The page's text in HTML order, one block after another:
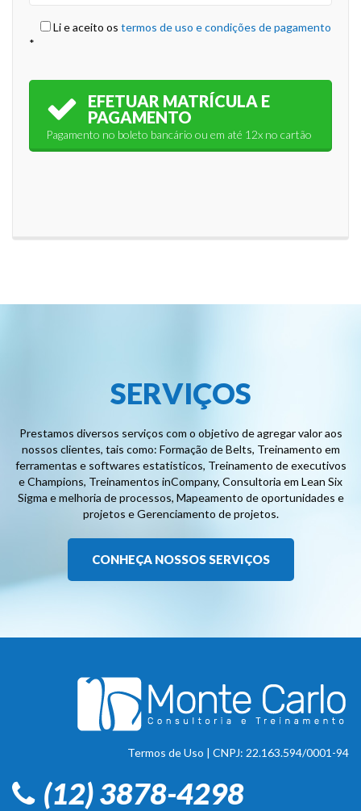
Li e aceito os termos de uso e condições de pagamento
*
EFETUAR MATRÍCULA E
PAGAMENTO
Pagamento no boleto bancário ou em até 12x no cartão
SERVIÇOS
Prestamos diversos serviços com o objetivo de agregar valor aos
nossos clientes, tais como: Formação de Belts, Treinamento em
ferramentas e softwares estatisticos, Treinamento de executivos
e Champions, Treinamentos inCompany, Consultoria em Lean Six
Sigma e melhoria de processos, Mapeamento de oportunidades e
projetos e Gerenciamento de projetos.
CONHEÇA NOSSOS SERVIÇOS
Termos de Uso | CNPJ: 22.163.594/0001-94
(12) 3878-4298